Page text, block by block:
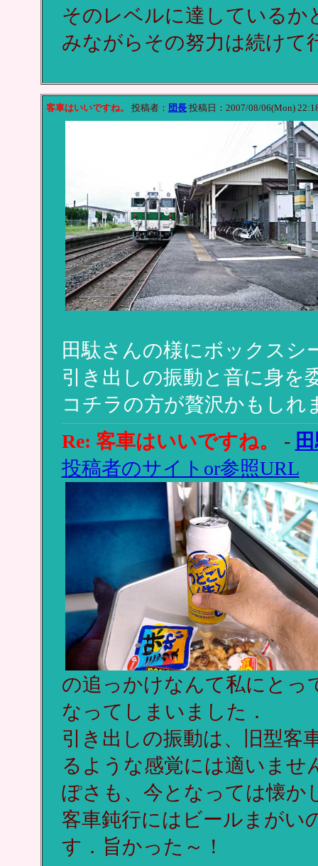
そのレベルに達しているか
みながらその努力は続けて
客車はいいですね。 投稿者： 団長投稿日：2007/08/06(Mon)
田駄さんの様にボックスシ
引き出しの振動と音に身を
コチラの方が贅沢かもしれ
Re: 客車はいいですね。
-
投稿者のサイトor参照URL
の追っかけなんて私にとっ
なってしまいました．
引き出しの振動は、旧型客
るような感覚には適いませ
ぽさも、今となっては懐か
客車鈍行にはビールまがい
す．旨かった～！